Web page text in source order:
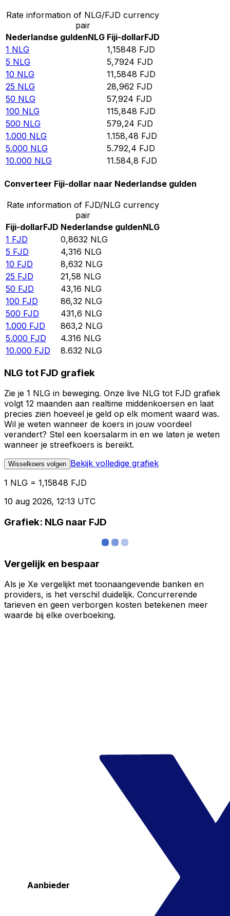
Rate information of NLG/FJD currency
pair
Nederlandse guldenNLG Fiji-dollarFJD
1 NLG 1,15848 FJD
5 NLG 5,7924 FJD
10 NLG 11,5848 FJD
25 NLG 28,962 FJD
50 NLG 57,924 FJD
100 NLG 115,848 FJD
500 NLG 579,24 FJD
1.000 NLG 1.158,48 FJD
5.000 NLG 5.792,4 FJD
10.000 NLG 11.584,8 FJD
Converteer Fiji-dollar naar Nederlandse gulden
Rate information of FJD/NLG currency
pair
Fiji-dollarFJD Nederlandse guldenNLG
1 FJD 0,8632 NLG
5 FJD 4,316 NLG
10 FJD 8,632 NLG
25 FJD 21,58 NLG
50 FJD 43,16 NLG
100 FJD 86,32 NLG
500 FJD 431,6 NLG
1.000 FJD 863,2 NLG
5.000 FJD 4.316 NLG
10.000 FJD 8.632 NLG
NLG tot FJD grafiek
Zie je 1 NLG in beweging. Onze live NLG tot FJD grafiek
volgt 12 maanden aan realtime middenkoersen en laat
precies zien hoeveel je geld op elk moment waard was.
Wil je weten wanneer de koers in jouw voordeel
verandert? Stel een koersalarm in en we laten je weten
wanneer je streefkoers is bereikt.
Wisselkoers volgen Bekijk volledige grafiek
1 NLG = 1,15848 FJD
10 aug 2026, 12:13 UTC
Grafiek: NLG naar FJD
Vergelijk en bespaar
Als je Xe vergelijkt met toonaangevende banken en
providers, is het verschil duidelijk. Concurrerende
tarieven en geen verborgen kosten betekenen meer
waarde bij elke overboeking.
Aanbieder